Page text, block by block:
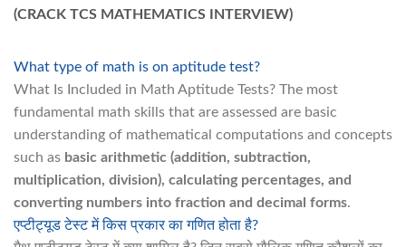
(CRACK TCS MATHEMATICS INTERVIEW)
What type of math is on aptitude test?
What Is Included in Math Aptitude Tests? The most
fundamental math skills that are assessed are basic
understanding of mathematical computations and concepts
such as basic arithmetic (addition, subtraction,
multiplication, division), calculating percentages, and
converting numbers into fraction and decimal forms.
एप्टीट्यूड टेस्ट में किस प्रकार का गणित होता है?